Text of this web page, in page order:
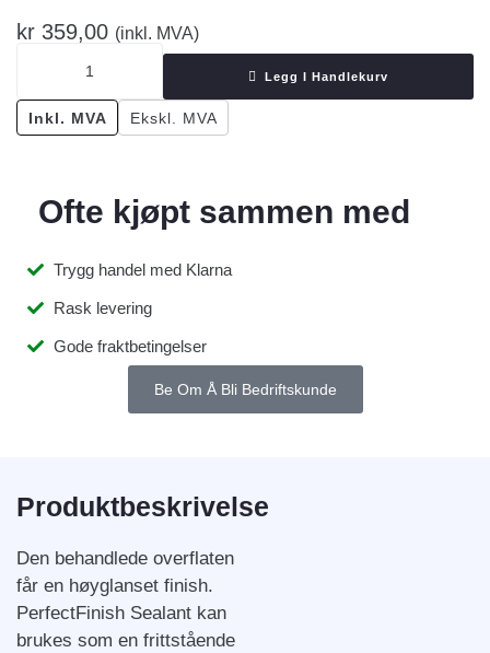
kr 359,00 (inkl. MVA)
Legg I Handlekurv
Inkl. MVA Ekskl. MVA
Ofte kjøpt sammen med
Trygg handel med Klarna
Rask levering
Gode fraktbetingelser
Be Om Å Bli Bedriftskunde
Produktbeskrivelse
Den behandlede overflaten
får en høyglanset finish.
PerfectFinish Sealant kan
brukes som en frittstående